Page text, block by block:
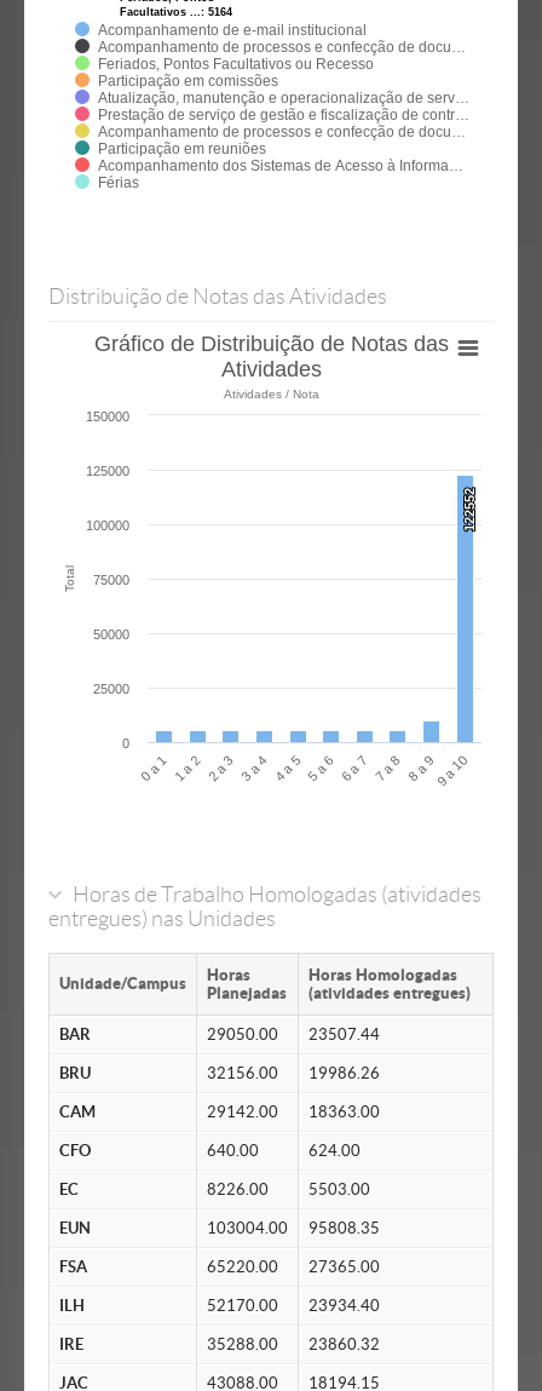
Facultativos ...: 5164
Facultativos ...: 5164
Acompanhamento de e-mail institucional
Acompanhamento de processos e confecção de docu…
Feriados, Pontos Facultativos ou Recesso
Participação em comissões
Atualização, manutenção e operacionalização de serv…
Prestação de serviço de gestão e fiscalização de contr…
Acompanhamento de processos e confecção de docu…
Participação em reuniões
Acompanhamento dos Sistemas de Acesso à Informa…
Férias
Distribuição de Notas das Atividades
Total
Gráfico de Distribuição de Notas das
Atividades
Atividades / Nota
122552
122552
0 a 1 1 a 2 2 a 3 3 a 4 4 a 5 5 a 6 6 a 7 7 a 8 8 a 99 a 10
0
25000
50000
75000
100000
125000
150000
Horas de Trabalho Homologadas (atividades
entregues) nas Unidades
Unidade/Campus
Horas
Planejadas
Horas Homologadas
(atividades entregues)
BAR 29050.00 23507.44
BRU 32156.00 19986.26
CAM 29142.00 18363.00
CFO 640.00 624.00
EC 8226.00 5503.00
EUN 103004.00 95808.35
FSA 65220.00 27365.00
ILH 52170.00 23934.40
IRE 35288.00 23860.32
JAC 43088.00 18194.15